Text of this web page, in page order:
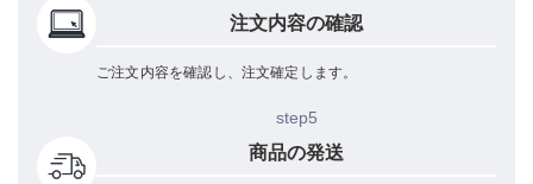
注文内容の確認
ご注文内容を確認し、注文確定します。
step5
商品の発送